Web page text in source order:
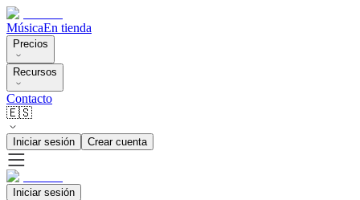
MúsicaEn tienda
Precios
Recursos
Contacto
🇪🇸
Iniciar sesión Crear cuenta
Iniciar sesión